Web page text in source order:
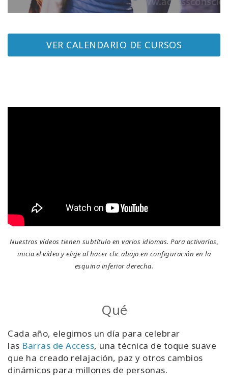
BUSCAR
VER CALENDARIO DE CURSOS
Nuestros vídeos tienen subtítulo en varios idiomas. Para activarlos,
inicia el vídeo y elige al hacer clic abajo en configuración en la
esquina inferior derecha.
Qué
Cada año, elegimos un día para celebrar
las Barras de Access, una técnica de toque suave
que ha creado relajación, paz y otros cambios
dinámicos para millones de personas.